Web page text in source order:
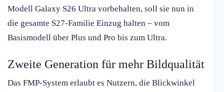
Modell Galaxy S26 Ultra vorbehalten, soll sie nun in
die gesamte S27-Familie Einzug halten – vom
Basismodell über Plus und Pro bis zum Ultra.
Zweite Generation für mehr Bildqualität
Das FMP-System erlaubt es Nutzern, die Blickwinkel